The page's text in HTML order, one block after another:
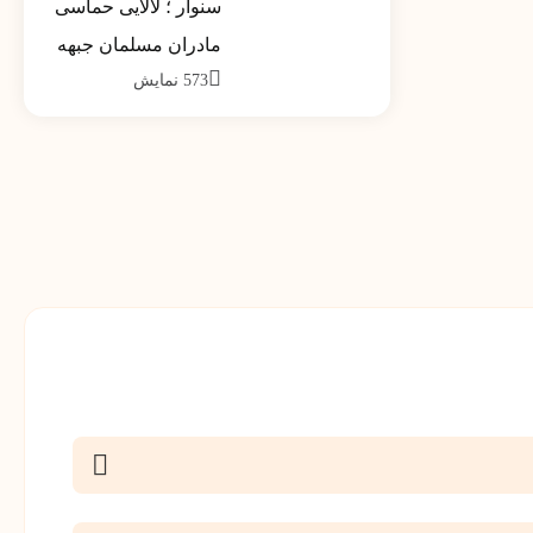
کشور تیر ماه 1390
سنوار ؛ لالایی حماسی
مادران مسلمان جبهه
مقاومت خواهد شد
573 نمایش